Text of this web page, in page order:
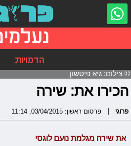
הדמויות
© צילום: גיא פיטשון
הכירו את: שירה
פרוגי פרסום ראשון: 03/04/2015, 11:14
את שירה מגלמת נועם לוגסי